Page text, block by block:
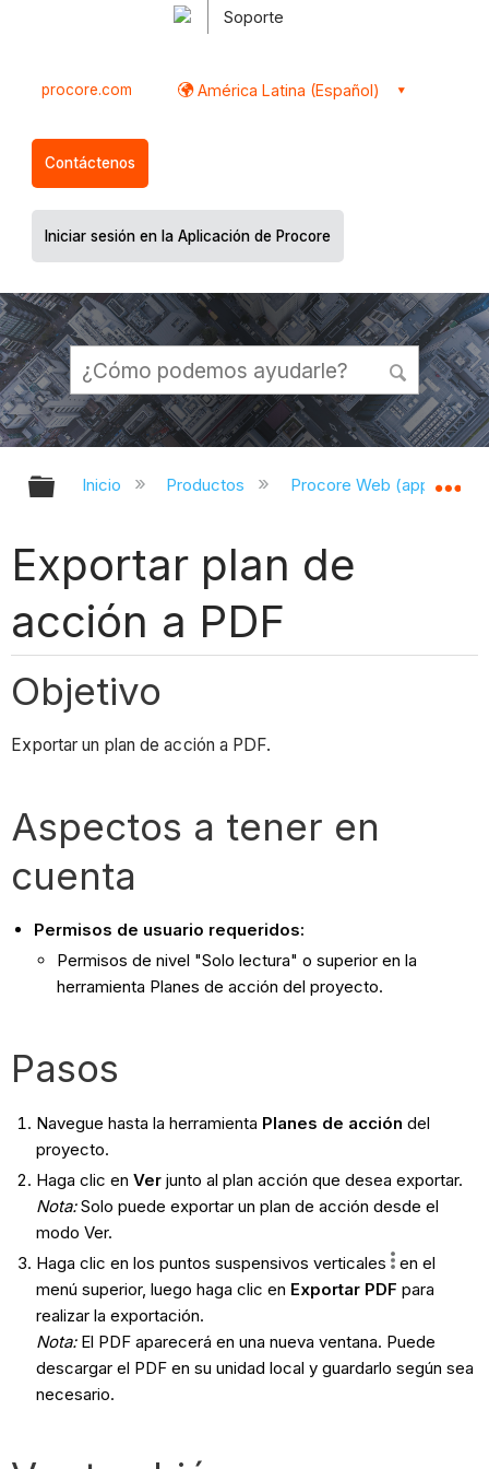
Soporte
procore.com América Latina (Español)
Contáctenos
Iniciar sesión en la Aplicación de Procore
Expandir/contraer jerarquía global
Inicio Productos Procore Web
Exportar plan de
acción a PDF
Objetivo
Exportar un plan de acción a PDF.
Aspectos a tener en
cuenta
Permisos de usuario requeridos:
Permisos de nivel "Solo lectura" o superior en la
herramienta Planes de acción del proyecto.
Pasos
Navegue hasta la herramienta Planes de acción del
proyecto.
Haga clic en Ver junto al plan acción que desea exportar.
Nota:Solo puede exportar un plan de acción desde el
modo Ver.
Haga clic en los puntos suspensivos verticales en el
menú superior, luego haga clic en Exportar PDF para
realizar la exportación.
Nota:El PDF aparecerá en una nueva ventana. Puede
descargar el PDF en su unidad local y guardarlo según sea
necesario.